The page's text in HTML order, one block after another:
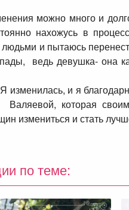
можно много и
нахожусь в
и пытаюсь
ведь девушка- она
изменилась, и я
которая
измениться и стать
по теме: